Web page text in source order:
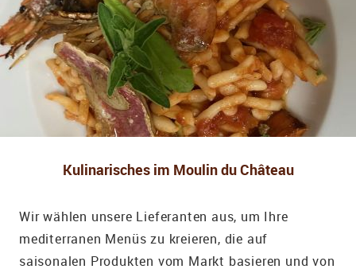
Kulinarisches im Moulin du Château
Wir wählen unsere Lieferanten aus, um Ihre
mediterranen Menüs zu kreieren, die auf
saisonalen Produkten vom Markt basieren und von